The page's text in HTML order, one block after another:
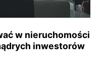
w nieruchomości
inwestorów